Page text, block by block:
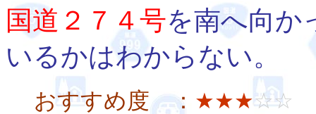
国道２７４号を南へ向か
いるかはわからない。
おすすめ度 ： ★★★☆☆